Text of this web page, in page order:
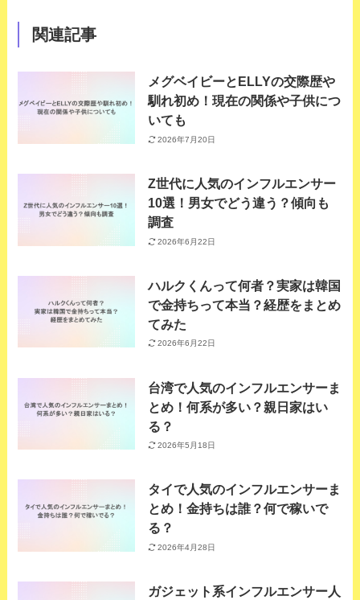
関連記事
メグベイビーとELLYの交際歴や
馴れ初め！現在の関係や子供につ
いても
2026年7月20日
Z世代に人気のインフルエンサー
10選！男女でどう違う？傾向も
調査
2026年6月22日
ハルクくんって何者？実家は韓国
で金持ちって本当？経歴をまとめ
てみた
2026年6月22日
台湾で人気のインフルエンサーま
とめ！何系が多い？親日家はい
る？
2026年5月18日
タイで人気のインフルエンサーま
とめ！金持ちは誰？何で稼いで
る？
2026年4月28日
ガジェット系インフルエンサー人